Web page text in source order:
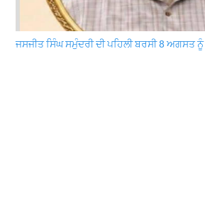
ਜਸਜੀਤ ਸਿੰਘ ਸਮੁੰਦਰੀ ਦੀ ਪਹਿਲੀ ਬਰਸੀ 8 ਅਗਸਤ ਨੂੰ